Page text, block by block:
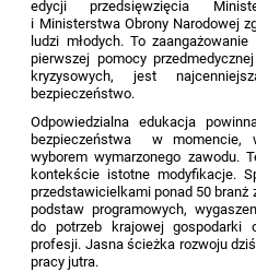
edycji przedsięwzięcia
i Ministerstwa Obrony Narodowej
ludzi młodych. To
pierwszej pomocy
kryzysowych, jest
bezpieczeństwo.
Odpowiedzialna edukacja
bezpieczeństwa w momencie,
wyborem wymarzonego zawodu.
kontekście istotne modyfikacje.
przedstawicielkami ponad 50 branż
podstaw programowych,
do potrzeb krajowej gospodarki
profesji. Jasna ścieżka rozwoju
pracy jutra.